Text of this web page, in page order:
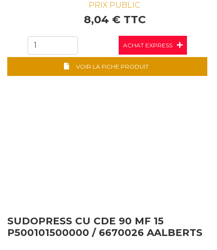
PRIX PUBLIC
8,04 € TTC
ACHAT EXPRESS
VOIR LA FICHE PRODUIT
SUDOPRESS CU CDE 90 MF 15
P500101500000 / 6670026 AALBERTS